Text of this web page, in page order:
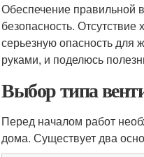
Обеспечение правильной
безопасность.
серьезную опасность для
руками, и поделюсь
Выбор типа
Перед началом работ
дома. Существует два